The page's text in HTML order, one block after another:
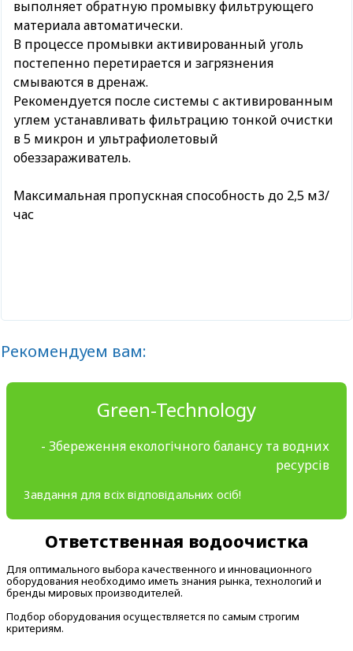
выполняет обратную промывку фильтрующего
материала автоматически.
В процессе промывки активированный уголь
постепенно перетирается и загрязнения
смываются в дренаж.
Рекомендуется после системы с активированным
углем устанавливать фильтрацию тонкой очистки
в 5 микрон и ультрафиолетовый
обеззараживатель.
Максимальная пропускная способность до 2,5 м3/
час
Рекомендуем вам:
Green-Technology
- Збереження екологічного балансу та водних
ресурсів
Завдання для всіх відповідальних осіб!
Ответственная водоочистка
Для оптимального выбора качественного и инновационного
оборудования необходимо иметь знания рынка, технологий и
бренды мировых производителей.
Подбор оборудования осуществляется по самым строгим
критериям.